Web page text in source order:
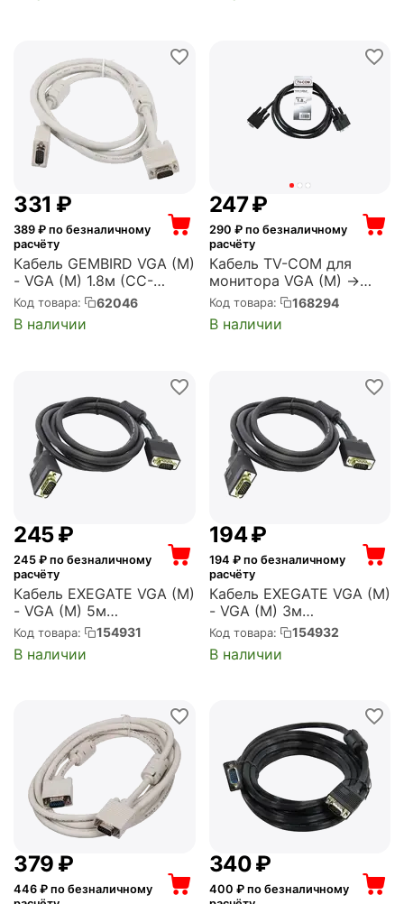
‍331‍ ₽
389 ₽ по безналичному
расчёту
Кабель GEMBIRD VGA (M)
- VGA (M) 1.8м (CC-
PPVGA-6)
Код товара: 62046
В наличии
‍247‍₽
290 ₽ по безналичному
расчёту
Кабель TV-COM для
монитора VGA (M) ->
VGA (M), 1.8m,
ферритовые кольца
(QCG341AD-1.8M)
Код товара: 168294
В наличии
‍245‍₽
245 ₽ по безналичному
расчёту
Кабель EXEGATE VGA (M)
- VGA (M) 5м
(EX138950RUS)
Код товара: 154931
В наличии
‍194‍₽
194 ₽ по безналичному
расчёту
Кабель EXEGATE VGA (M)
- VGA (M) 3м
(EX138949RUS)
Код товара: 154932
В наличии
‍379‍ ₽
446 ₽ по безналичному
‍340‍₽
400 ₽ по безналичному